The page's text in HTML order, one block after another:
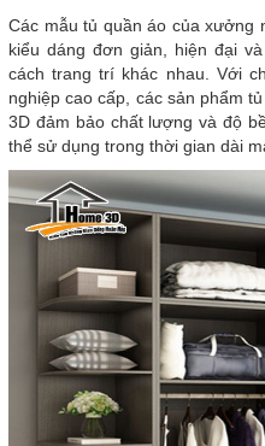
Các mẫu tủ quần áo của xưởng
kiểu dáng đơn giản, hiện đại
cách trang trí khác nhau. Với
nghiệp cao cấp, các sản phẩm
3D đảm bảo chất lượng và độ
thể sử dụng trong thời gian dài